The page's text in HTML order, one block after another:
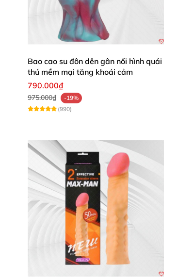
Để xa khỏi tầm tay
Bao cao su đôn dên gân nổi hình quái
thú mềm mại tăng khoái cảm
790.000₫
975.000₫
-19%
(990)